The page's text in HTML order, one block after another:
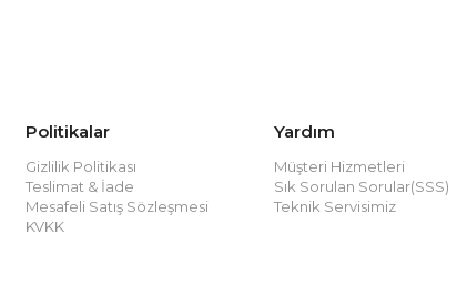
Politikalar
Gizlilik Politikası
Teslimat & İade
Mesafeli Satış Sözleşmesi
KVKK
Yardım
Müşteri Hizmetleri
Sık Sorulan Sorular(SSS)
Teknik Servisimiz